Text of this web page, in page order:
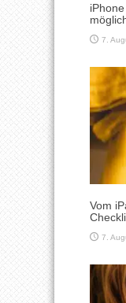
7.
Vom
7.